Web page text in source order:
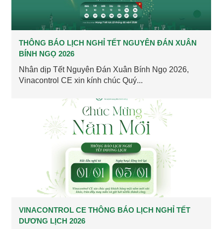
THÔNG BÁO LỊCH NGHỈ TẾT NGUYÊN ĐÁN XUÂN
BÍNH NGỌ 2026
Nhân dịp Tết Nguyên Đán Xuân Bính Ngọ 2026,
Vinacontrol CE xin kính chúc Quý...
VINACONTROL CE THÔNG BÁO LỊCH NGHỈ TẾT
DƯƠNG LỊCH 2026